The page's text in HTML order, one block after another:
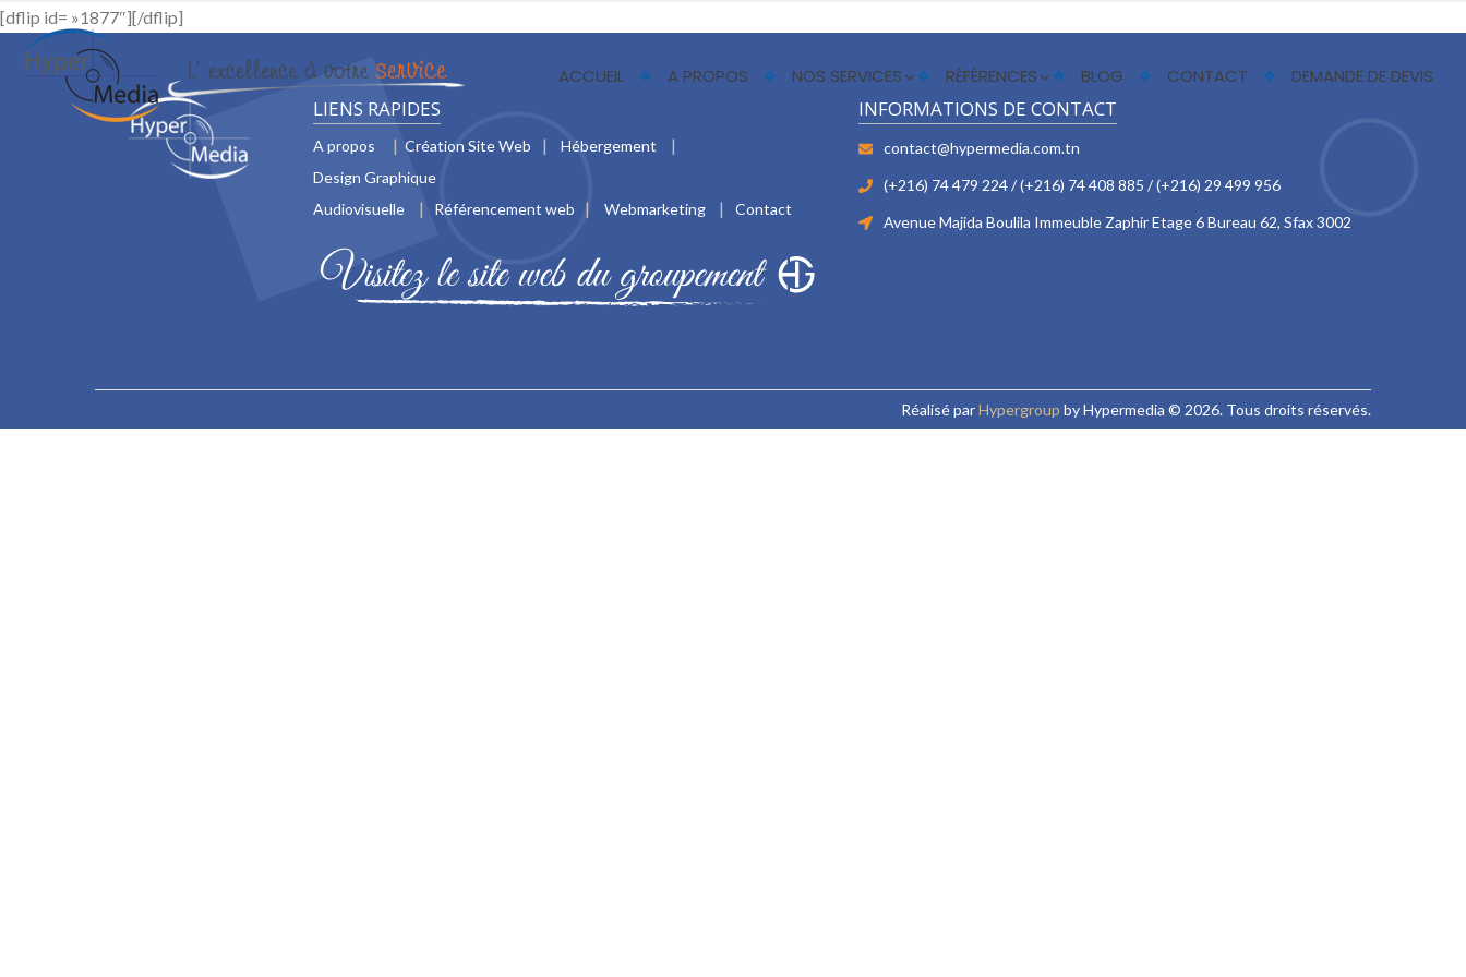
ACCUEIL A PROPOS NOS SERVICES RÉFÉRENCES BLOG CONTACT DEMANDE DE DEVIS
[dflip id= »1877″][/dflip]
LIENS RAPIDES
A propos Création Site Web
Hébergement
Design Graphique
Audiovisuelle
Référencement web Webmarketing Contact
INFORMATIONS DE CONTACT
contact@hypermedia.com.tn
(+216) 74 479 224 / (+216) 74 408 885 / (+216) 29 499 956
Avenue Majida Boulila Immeuble Zaphir Etage 6 Bureau 62, Sfax 3002
Réalisé parHypergroup byHypermedia © 2026. Tous droits réservés.